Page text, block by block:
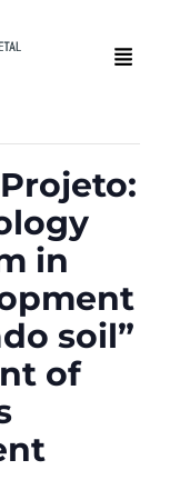
in
soil”
of